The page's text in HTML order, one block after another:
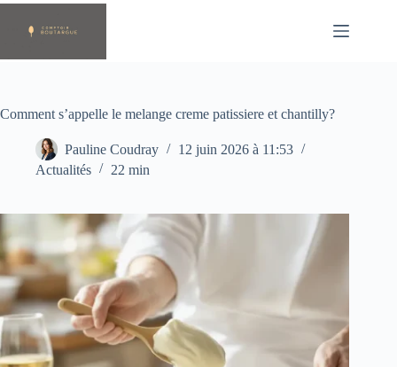
Passer
contenu
Comment s’appelle le melange creme patissiere et chantilly?
Pauline Coudray
12 juin 2026 à 11:53
Actualités
22 min